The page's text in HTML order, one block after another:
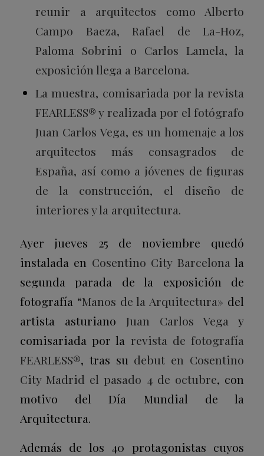
reunir a arquitectos como Alberto
Campo Baeza, Rafael de La-Hoz,
Paloma Sobrini o Carlos Lamela, la
exposición llega a Barcelona.
La muestra, comisariada por la revista
FEARLESS® y realizada por el fotógrafo
Juan Carlos Vega, es un homenaje a los
arquitectos más consagrados de
España, así como a jóvenes de figuras
de la construcción, el diseño de
interiores y la arquitectura.
Ayer jueves 25 de noviembre quedó
instalada en Cosentino City Barcelona la
segunda parada de la exposición de
fotografía “Manos de la Arquitectura» del
artista asturiano Juan Carlos Vega y
comisariada por la revista de fotografía
FEARLESS®, tras su debut en Cosentino
City Madrid el pasado 4 de octubre, con
motivo del Día Mundial de la
Arquitectura.
Además de los 40 protagonistas cuyos